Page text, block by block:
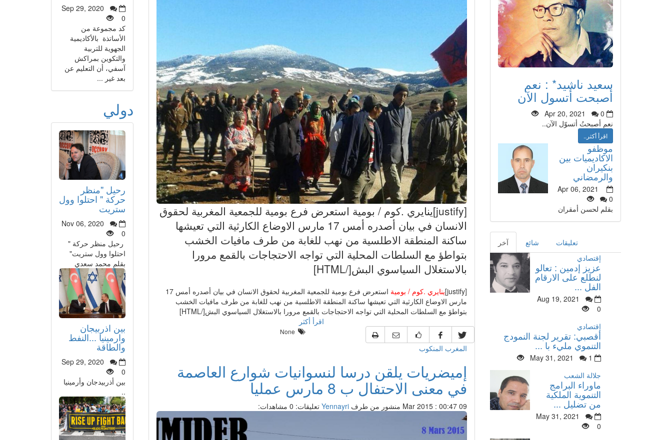
Sep 29, 2020
0
كد مجموعة من
الأساتذة بالأكاديمية
الجهوية للتربية
والتكوين بمراكش
آسفي، أن التعليم عن
بعد غير ...
دولي
رحيل "منظر
حركة " احتلوا وول
ستريت
Nov 06, 2020
0
رحيل منظر حركة "
احتلوا وول ستريت"
بقلم محمد سعدي
بين اذربيجان
وارمينيا ...النفط
والطاقة
Sep 29, 2020
0
بين أذربيدجان وأرمينيا
..
[justify]ينايري .كوم / بومية استعرض فرع بومية للجمعية المغربية لحقوق
الانسان في بيان أصدره أمس 17 مارس الاوضاع الكارثية التي تعيشها
ساكنة المنطقة الاطلسية من نهب للغابة من طرف مافيات الخشب
بتواطؤ مع السلطات المحلية التي تواجه الاحتجاجات بالقمع مرورا
بالاستغلال السياسوي البش[/HTML]
[justify] ينايري .كوم / بومية
استعرض فرع بومية للجمعية المغربية لحقوق الانسان في بيان أصدره أمس 17
مارس الاوضاع الكارثية التي تعيشها ساكنة المنطقة الاطلسية من نهب للغابة من طرف مافيات الخشب
بتواطؤ مع السلطات المحلية التي تواجه الاحتجاجات بالقمع مرورا بالاستغلال السياسوي البش[/HTML]
اقرأ أكثر
None
المغرب المنكوب
إميضريات يلقن درسا لنسوانيات شوارع العاصمة
في معنى الاحتفال ب 8 مارس عمليا
09 Mar 2015 : 00:47 منشور من طرفYennayri تعليقات: 0 مشاهدات:
سعيد ناشيد* : نعم
أصبحت أتسول الآن
Apr 20, 2021
0
نعم أصبحتُ أتسوّل الآن..
اقرأ أكثر..
موظفو
الاكاديميات بين
بنكيران
والرمضاني
Apr 06, 2021
0
بقلم لحسن أمقران
آخر شائع
تعليقات
إقتصادي
عزيز إدمين : تعالو
لنطلع على الارقام
الفل ...
Aug 19, 2021
0
إقتصادي
أقصبي: تقرير لجنة النمودج
التنموي مليء با ...
May 31, 2021
1
جلالة الشعب
ماوراء البرامج
التنموية الملكية
من تضليل ...
May 31, 2021
0